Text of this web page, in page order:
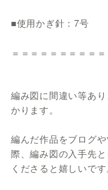
■使用かぎ針：7号
＝＝＝＝＝＝＝＝＝＝
編み図に間違い等あ
かります。
編んだ作品をブログ
際、編み図の入手先
くださると嬉しいです